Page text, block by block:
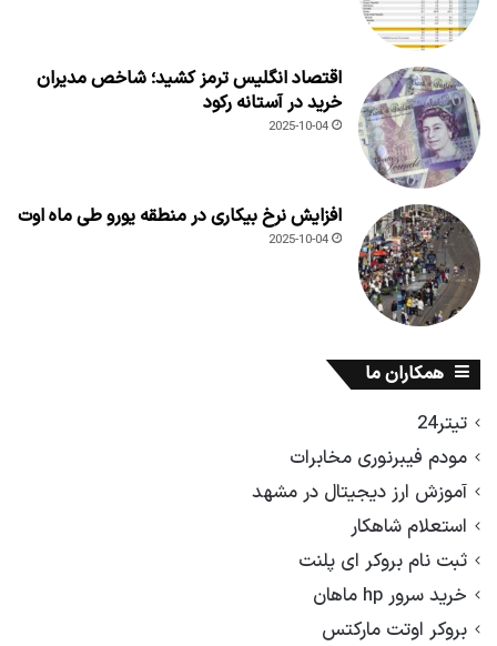
اقتصاد انگلیس ترمز کشید؛ شاخص مدیران
خرید در آستانه رکود
2025-10-04
افزایش نرخ بیکاری در منطقه یورو طی ماه اوت
2025-10-04
همکاران ما
تیتر24
مودم فیبرنوری مخابرات
آموزش ارز دیجیتال در مشهد
استعلام شاهکار
ثبت نام بروکر ای پلنت
خرید سرور hp ماهان
بروکر اوتت مارکتس